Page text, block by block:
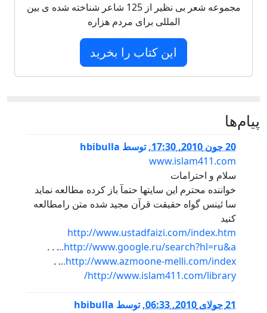
مجموعه شعر بی نظیر از 125 شاعر شناخته شده ی بین
المللی برای مردم هزاره
این کتاب را بخرید
پيام‌ها
20 جون 2010, 17:30 ,توسط hbibulla
www.islam411.com
سلام و احترامات
خواننده محترم اين سايتها حتمآ باز کرده مطالعه نمايد
سا ئینس گواه حقیقت قرآن مجید شده متن رامطالعه
کنید
http://www.ustadfaizi.com/index.htm
http://www.google.ru/search?hl=ru&a..
. . .
http://www.azmoone-melli.com/index..
. .
http://www.islam411.com/library/
21 جولای 2010, 06:33 ,توسط hbibulla